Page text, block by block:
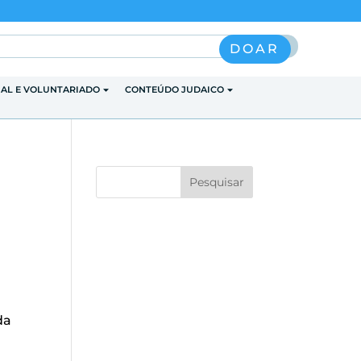
Pesquisar
DOAR
E VOLUNTARIADO CONTEÚDO JUDAICO